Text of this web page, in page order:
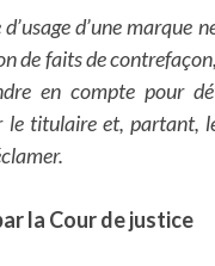
d’une marque
de faits de
en compte pour
le titulaire et, partant,
la Cour de justice